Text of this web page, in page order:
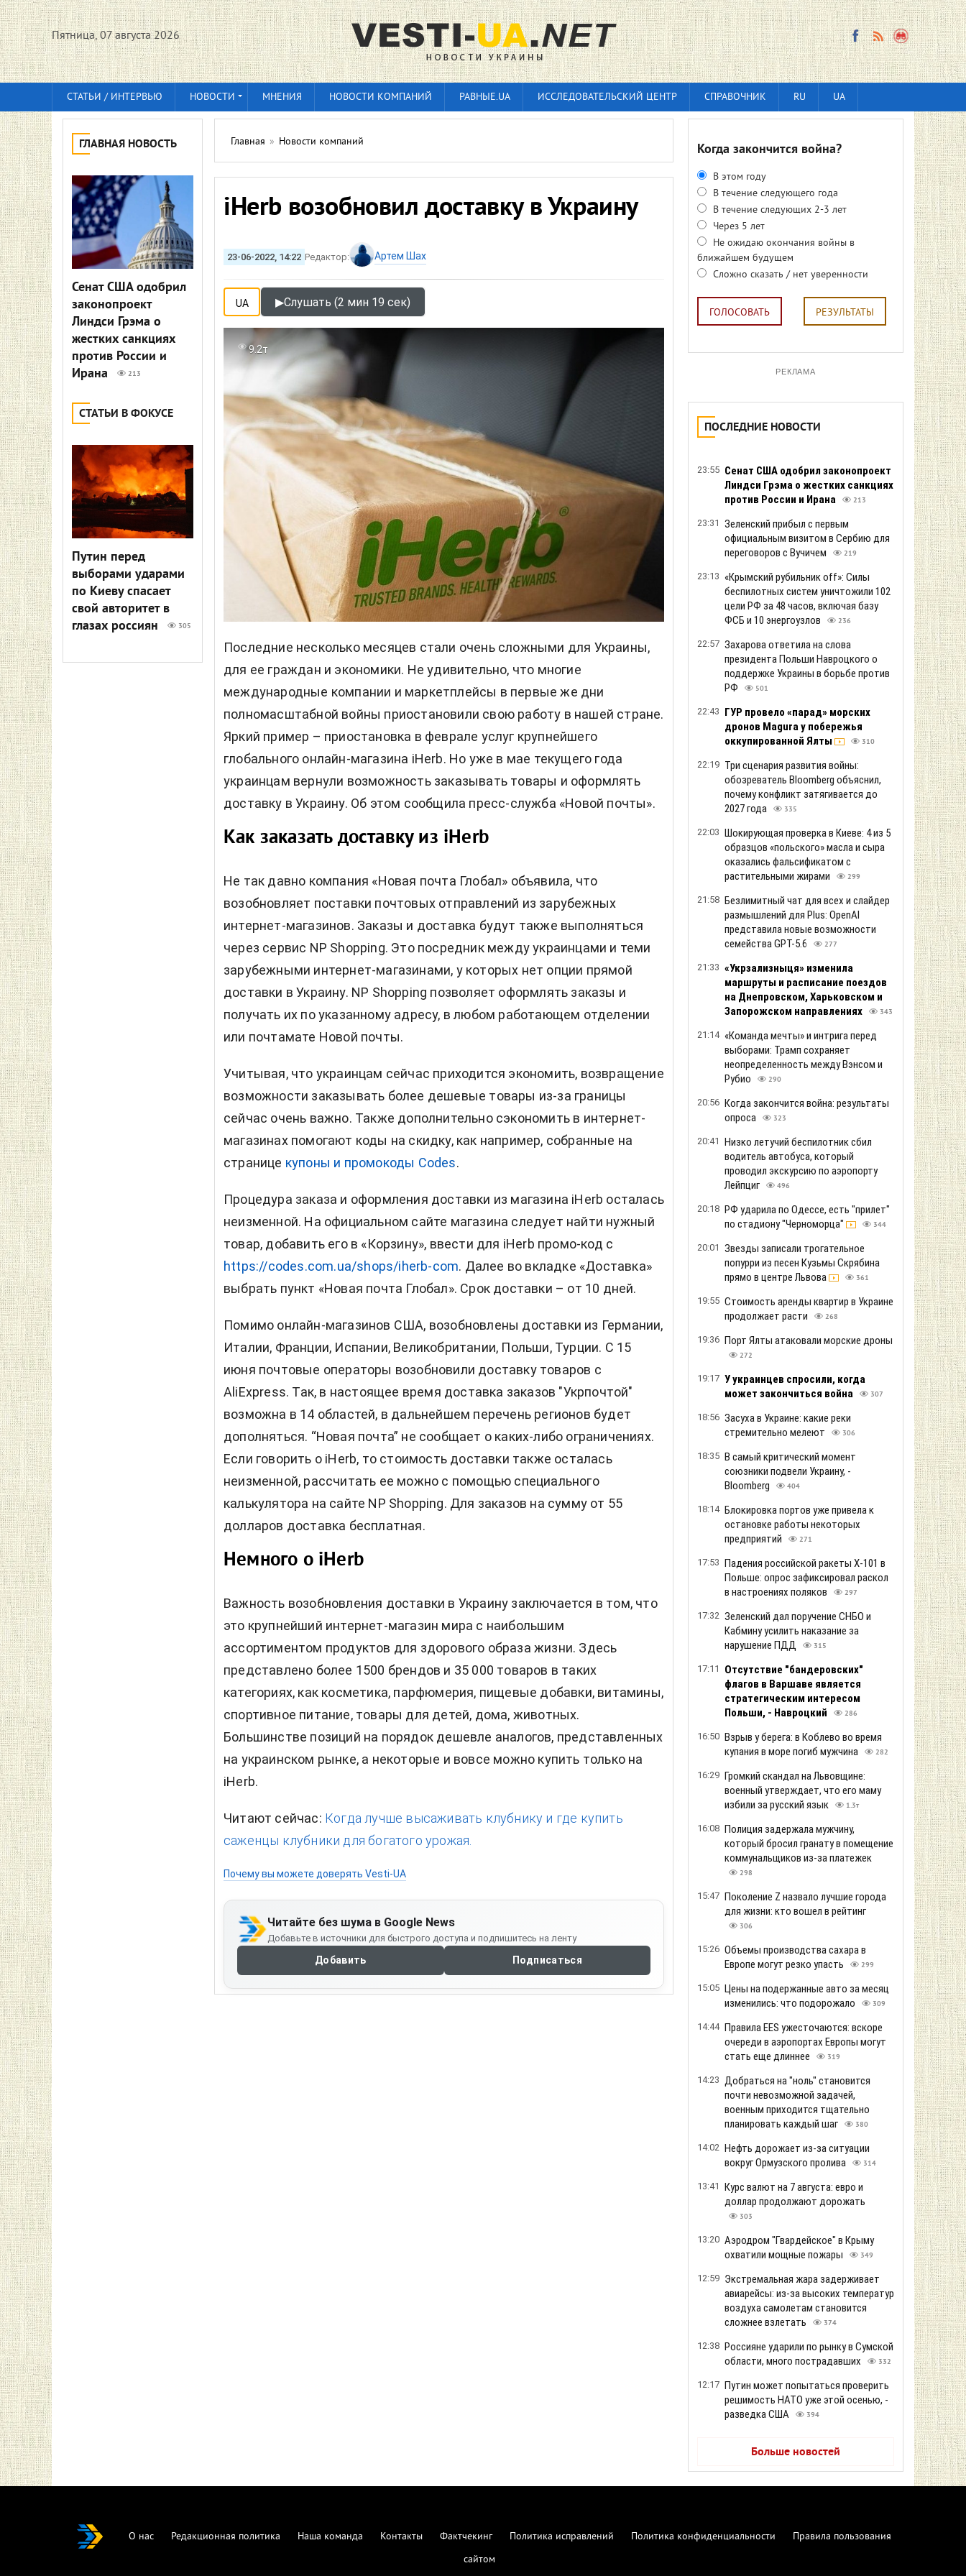
Пятница, 07 августа 2026
СТАТЬИ / ИНТЕРВЬЮ НОВОСТИ МНЕНИЯ НОВОСТИ КОМПАНИЙ РАВНЫЕ.UA ИССЛЕДОВАТЕЛЬСКИЙ ЦЕНТР СПРАВОЧНИК RU UA
ГЛАВНАЯ НОВОСТЬ
Сенат США одобрил
законопроект
Линдси Грэма о
жестких санкциях
против России и
Ирана
213
СТАТЬИ В ФОКУСЕ
Путин перед
выборами ударами
по Киеву спасает
свой авторитет в
глазах россиян
305
Главная » Новости компаний
iHerb возобновил доставку в Украину
23-06-2022, 14:22 Редактор: Артем Шах
UA ▶Слушать (2 мин 19 сек)
9.2т
Последние несколько месяцев стали очень сложными для Украины,
для ее граждан и экономики. Не удивительно, что многие
международные компании и маркетплейсы в первые же дни
полномасштабной войны приостановили свою работу в нашей стране.
Яркий пример – приостановка в феврале услуг крупнейшего
глобального онлайн-магазина iHerb. Но уже в мае текущего года
украинцам вернули возможность заказывать товары и оформлять
доставку в Украину. Об этом сообщила пресс-служба «Новой почты».
Как заказать доставку из iHerb
Не так давно компания «Новая почта Глобал» объявила, что
возобновляет поставки почтовых отправлений из зарубежных
интернет-магазинов. Заказы и доставка будут также выполняться
через сервис NP Shopping. Это посредник между украинцами и теми
зарубежными интернет-магазинами, у которых нет опции прямой
доставки в Украину. NP Shopping позволяет оформлять заказы и
получать их по указанному адресу, в любом работающем отделении
или почтамате Новой почты.
Учитывая, что украинцам сейчас приходится экономить, возвращение
возможности заказывать более дешевые товары из-за границы
сейчас очень важно. Также дополнительно сэкономить в интернет-
магазинах помогают коды на скидку, как например, собранные на
странице купоны и промокоды Codes.
Процедура заказа и оформления доставки из магазина iHerb осталась
неизменной. На официальном сайте магазина следует найти нужный
товар, добавить его в «Корзину», ввести для iHerb промо-код с
https://codes.com.ua/shops/iherb-com. Далее во вкладке «Доставка»
выбрать пункт «Новая почта Глобал». Срок доставки – от 10 дней.
Помимо онлайн-магазинов США, возобновлены доставки из Германии,
Италии, Франции, Испании, Великобритании, Польши, Турции. С 15
июня почтовые операторы возобновили доставку товаров с
AliExpress. Так, в настоящее время доставка заказов "Укрпочтой"
возможна в 14 областей, в дальнейшем перечень регионов будет
дополняться. “Новая почта” не сообщает о каких-либо ограничениях.
Если говорить о iHerb, то стоимость доставки также осталась
неизменной, рассчитать ее можно с помощью специального
калькулятора на сайте NP Shopping. Для заказов на сумму от 55
долларов доставка бесплатная.
Немного о iHerb
Важность возобновления доставки в Украину заключается в том, что
это крупнейший интернет-магазин мира с наибольшим
ассортиментом продуктов для здорового образа жизни. Здесь
представлено более 1500 брендов и 35 000 товаров в таких
категориях, как косметика, парфюмерия, пищевые добавки, витамины,
спортивное питание, товары для детей, дома, животных.
Большинстве позиций на порядок дешевле аналогов, представленных
на украинском рынке, а некоторые и вовсе можно купить только на
iHerb.
Читают сейчас: Когда лучше высаживать клубнику и где купить
саженцы клубники для богатого урожая.
Почему вы можете доверять Vesti-UA
Читайте без шума в Google News
Добавьте в источники для быстрого доступа и подпишитесь на ленту
Добавить Подписаться
Когда закончится война?
В этом году
В течение следующего года
В течение следующих 2-3 лет
Через 5 лет
Не ожидаю окончания войны в
ближайшем будущем
Сложно сказать / нет уверенности
ГОЛОСОВАТЬ РЕЗУЛЬТАТЫ
РЕКЛАМА
ПОСЛЕДНИЕ НОВОСТИ
23:55 Сенат США одобрил законопроект
Линдси Грэма о жестких санкциях
против России и Ирана
213
23:31 Зеленский прибыл с первым
официальным визитом в Сербию для
переговоров с Вучичем
219
23:13 «Крымский рубильник off»: Силы
беспилотных систем уничтожили 102
цели РФ за 48 часов, включая базу
ФСБ и 10 энергоузлов
236
22:57 Захарова ответила на слова
президента Польши Навроцкого о
поддержке Украины в борьбе против
РФ
501
22:43 ГУР провело «парад» морских
дронов Magura у побережья
оккупированной Ялты
310
22:19 Три сценария развития войны:
обозреватель Bloomberg объяснил,
почему конфликт затягивается до
2027 года
335
22:03 Шокирующая проверка в Киеве: 4 из 5
образцов «польского» масла и сыра
оказались фальсификатом с
растительными жирами
299
21:58 Безлимитный чат для всех и слайдер
размышлений для Plus: OpenAI
представила новые возможности
семейства GPT-5.6
277
21:33 «Укрзализныця» изменила
маршруты и расписание поездов
на Днепровском, Харьковском и
Запорожском направлениях
343
21:14 «Команда мечты» и интрига перед
выборами: Трамп сохраняет
неопределенность между Вэнсом и
Рубио
290
20:56 Когда закончится война: результаты
опроса
323
20:41 Низко летучий беспилотник сбил
водитель автобуса, который
проводил экскурсию по аэропорту
Лейпциг
496
20:18 РФ ударила по Одессе, есть "прилет"
по стадиону "Черноморца"
344
20:01 Звезды записали трогательное
попурри из песен Кузьмы Скрябина
прямо в центре Львова
361
19:55 Стоимость аренды квартир в Украине
продолжает расти
268
19:36 Порт Ялты атаковали морские дроны
272
19:17 У украинцев спросили, когда
может закончиться война
307
18:56 Засуха в Украине: какие реки
стремительно мелеют
306
18:35 В самый критический момент
союзники подвели Украину, -
Bloomberg
404
18:14 Блокировка портов уже привела к
остановке работы некоторых
предприятий
271
17:53 Падения российской ракеты Х-101 в
Польше: опрос зафиксировал раскол
в настроениях поляков
297
17:32 Зеленский дал поручение СНБО и
Кабмину усилить наказание за
нарушение ПДД
315
17:11
Отсутствие "бандеровских"
флагов в Варшаве является
стратегическим интересом
Польши, - Навроцкий
286
16:50 Взрыв у берега: в Коблево во время
купания в море погиб мужчина
282
16:29 Громкий скандал на Львовщине:
военный утверждает, что его маму
избили за русский язык
1.3т
16:08 Полиция задержала мужчину,
который бросил гранату в помещение
коммунальщиков из-за платежек
298
15:47 Поколение Z назвало лучшие города
для жизни: кто вошел в рейтинг
306
15:26 Объемы производства сахара в
Европе могут резко упасть
299
15:05 Цены на подержанные авто за месяц
изменились: что подорожало
309
14:44 Правила EES ужесточаются: вскоре
очереди в аэропортах Европы могут
стать еще длиннее
319
14:23 Добраться на "ноль" становится
почти невозможной задачей,
военным приходится тщательно
планировать каждый шаг
380
14:02 Нефть дорожает из-за ситуации
вокруг Ормузского пролива
314
13:41 Курс валют на 7 августа: евро и
доллар продолжают дорожать
303
13:20 Аэродром "Гвардейское" в Крыму
охватили мощные пожары
349
12:59 Экстремальная жара задерживает
авиарейсы: из-за высоких температур
воздуха самолетам становится
сложнее взлетать
374
12:38 Россияне ударили по рынку в Сумской
области, много пострадавших
332
12:17 Путин может попытаться проверить
решимость НАТО уже этой осенью, -
разведка США
394
Больше новостей
О нас Редакционная политика Наша команда Контакты Фактчекинг Политика исправлений Политика конфиденциальности
Правила пользования
сайтом